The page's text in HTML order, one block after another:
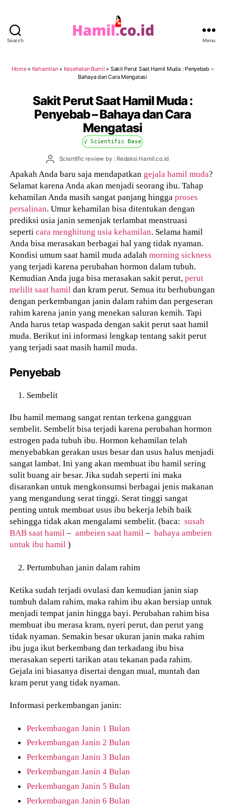
Search Menu
Home» Kehamilan» Kesehatan Bumil » Sakit Perut Saat Hamil Muda : Penyebab –
Bahaya dan Cara Mengatasi
Sakit Perut Saat Hamil Muda :
Penyebab – Bahaya dan Cara
Mengatasi
√ Scientific Base
PostScientific review by : Redaksi Hamil.co.id
Apakah Anda baru saja mendapatkan gejala hamil muda?
Selamat karena Anda akan menjadi seorang ibu. Tahap
kehamilan Anda masih sangat panjang hinggaproses
persalinan. Umur kehamilan bisa ditentukan dengan
prediksi usia janin semenjak terlambat menstruasi
seperti cara menghitung usia kehamilan. Selama hamil
Anda bisa merasakan berbagai hal yang tidak nyaman.
Kondisi umum saat hamil muda adalahmorning sickness
yang terjadi karena perubahan hormon dalam tubuh.
Kemudian Anda juga bisa merasakan sakit perut,perut
melilit saat hamil dan kram perut. Semua itu berhubungan
dengan perkembangan janin dalam rahim dan pergeseran
rahim karena janin yang menekan saluran kemih. Tapi
Anda harus tetap waspada dengan sakit perut saat hamil
muda. Berikut ini informasi lengkap tentang sakit perut
yang terjadi saat masih hamil muda.
Penyebab
Sembelit
Ibu hamil memang sangat rentan terkena gangguan
sembelit. Sembelit bisa terjadi karena perubahan hormon
estrogen pada tubuh ibu. Hormon kehamilan telah
menyebabkan gerakan usus besar dan usus halus menjadi
sangat lambat. Ini yang akan membuat ibu hamil sering
sulit buang air besar. Jika sudah seperti ini maka
disarankan untuk mengkonsumsi berbagai jenis makanan
yang mengandung serat tinggi. Serat tinggi sangat
penting untuk membuat usus ibu bekerja lebih baik
sehingga tidak akan mengalami sembelit. (baca:susah
BAB saat hamil –ambeien saat hamil –bahaya ambeien
untuk ibu hamil )
Pertumbuhan janin dalam rahim
Ketika sudah terjadi ovulasi dan kemudian janin siap
tumbuh dalam rahim, maka rahim ibu akan bersiap untuk
menjadi tempat janin hingga bayi. Perubahan rahim bisa
membuat ibu merasa kram, nyeri perut, dan perut yang
tidak nyaman. Semakin besar ukuran janin maka rahim
ibu juga ikut berkembang dan terkadang ibu bisa
merasakan seperti tarikan atau tekanan pada rahim.
Gejala ini biasanya disertai dengan mual, muntah dan
kram perut yang tidak nyaman.
Informasi perkembangan janin:
Perkembangan Janin 1 Bulan
Perkembangan Janin 2 Bulan
Perkembangan Janin 3 Bulan
Perkembangan Janin 4 Bulan
Perkembangan Janin 5 Bulan
Perkembangan Janin 6 Bulan